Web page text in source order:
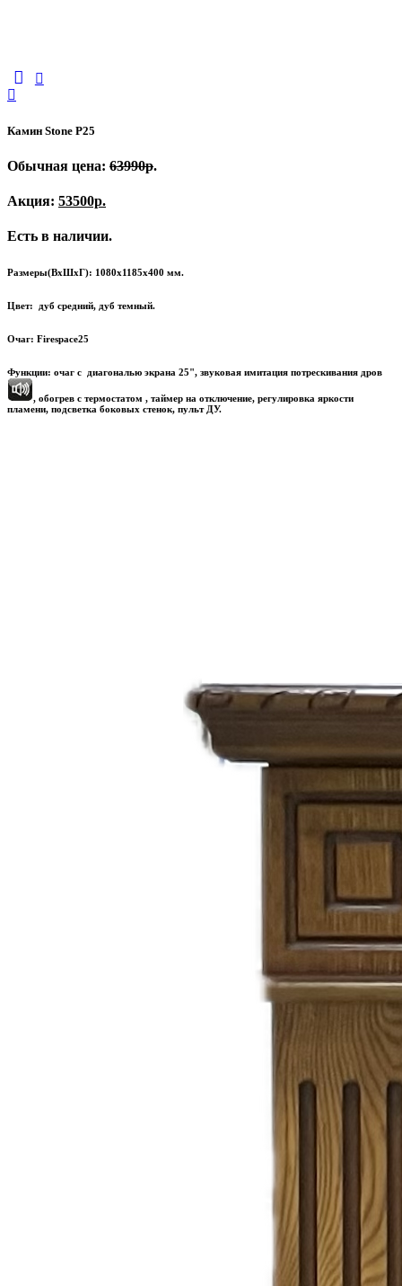
Камин Stone Р25
Обычная цена: 63990р.
Акция: 53500р.
Есть в наличии.
Размеры(ВхШхГ): 1080х1185х400 мм.
Цвет: дуб средний, дуб темный.
Очаг: Firespace25
Функции: очаг с диагональю экрана 25", звуковая имитация потрескивания дров
, обогрев с термостатом , таймер на отключение, регулировка яркости
пламени, подсветка боковых стенок, пульт ДУ.